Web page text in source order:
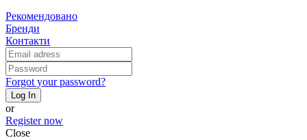
Рекомендовано
Бренди
Контакти
Forgot your password?
Log In
or
Register now
Close